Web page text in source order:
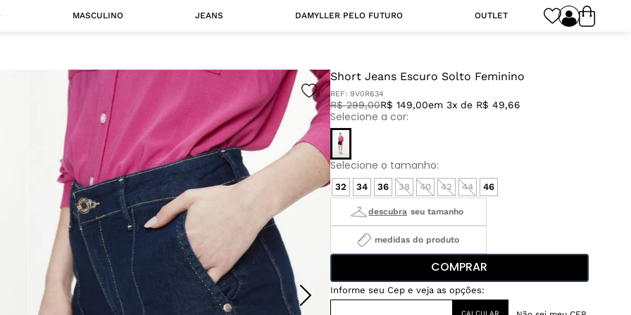
MASCULINO JEANS
Jaquetas
DAMYLLER PELO FUTURO OUTLET
Short Jeans Escuro Solto Feminino
REF: 9V0R634
R$ 299,00R$ 149,00em 3x de R$ 49,66
32 34 36 38 40 42 44 46
medidas do produto
COMPRAR